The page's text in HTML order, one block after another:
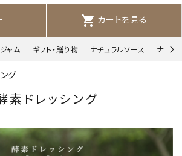
shopping_cart カートを見る
ャム ギフト・贈り物 ナチュラルソース ナチュ
グ
素ドレッシング